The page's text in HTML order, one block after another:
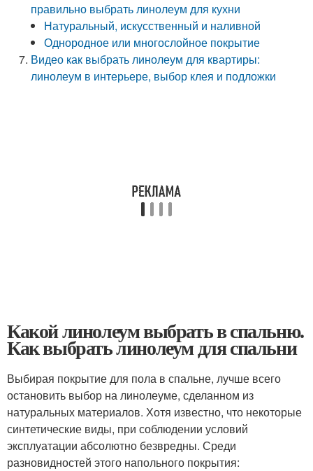
правильно выбрать линолеум для кухни
Натуральный, искусственный и наливной
Однородное или многослойное покрытие
Видео как выбрать линолеум для квартиры:
линолеум в интерьере, выбор клея и подложки
Какой линолеум выбрать в спальню.
Как выбрать линолеум для спальни
Выбирая покрытие для пола в спальне, лучше всего
остановить выбор на линолеуме, сделанном из
натуральных материалов. Хотя известно, что некоторые
синтетические виды, при соблюдении условий
эксплуатации абсолютно безвредны. Среди
разновидностей этого напольного покрытия: